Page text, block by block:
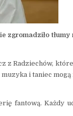
zgromadziło
z Radziechów,
i taniec
fantową. Każdy